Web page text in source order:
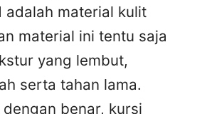
adalah material kulit
material ini tentu saja
yang lembut,
serta tahan lama.
benar, kursi